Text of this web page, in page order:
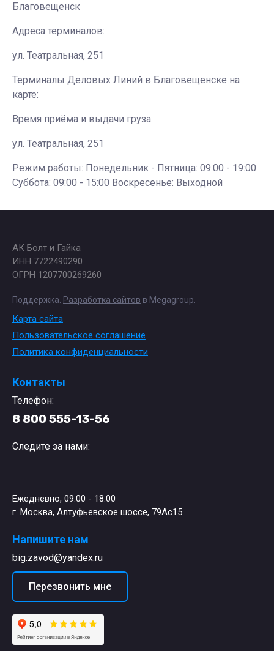
Благовещенск
Адреса терминалов:
ул. Театральная, 251
Терминалы Деловых Линий в Благовещенске на
карте:
Время приёма и выдачи груза:
ул. Театральная, 251
Режим работы: Понедельник - Пятница: 09:00 - 19:00
Суббота: 09:00 - 15:00 Воскресенье: Выходной
АК Болт и Гайка
ИНН 7722490290
ОГРН 1207700269260
Поддержка. Разработка сайтов в Megagroup.
Карта сайта
Пользовательское соглашение
Политика конфиденциальности
Контакты
Телефон:
8 800 555-13-56
Следите за нами:
Ежедневно, 09:00 - 18:00
г. Москва, Алтуфьевское шоссе, 79Ас15
Напишите нам
big.zavod@yandex.ru
Перезвонить мне